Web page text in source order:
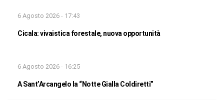
6 Agosto 2026 - 17:43
Cicala: vivaistica forestale, nuova opportunità
6 Agosto 2026 - 16:25
A Sant’Arcangelo la “Notte Gialla Coldiretti”